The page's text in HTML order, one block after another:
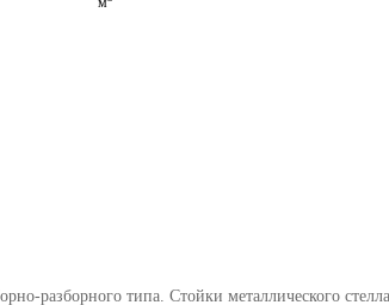
разборного типа. Стойки металлического